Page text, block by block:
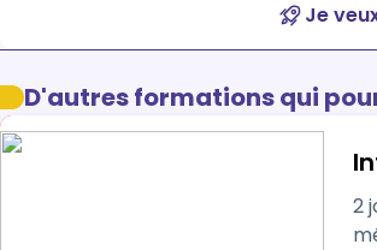
Je
D'autres formations qui
2